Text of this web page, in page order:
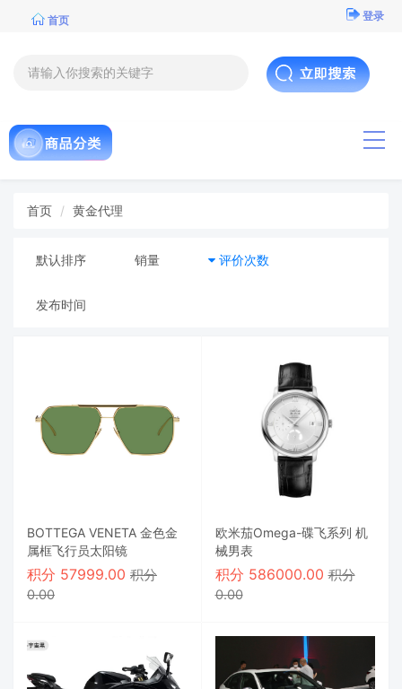
首页 登录
首页 黄金代理
默认排序 销量 评价次数
发布时间
BOTTEGA VENETA 金色金
属框飞行员太阳镜
积分 57999.00 积分
0.00
欧米茄Omega-碟飞系列 机
械男表
积分 586000.00积分
0.00